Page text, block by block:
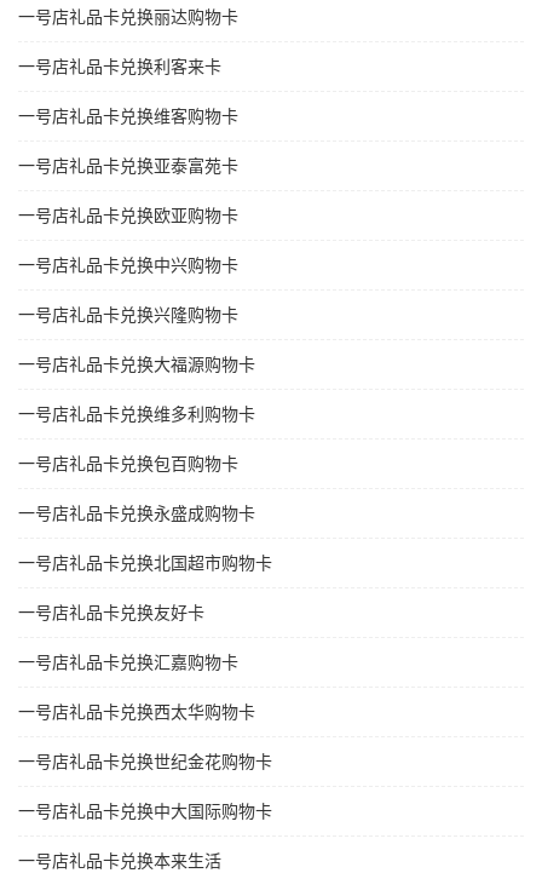
一号店礼品卡兑换丽达购物卡
一号店礼品卡兑换利客来卡
一号店礼品卡兑换维客购物卡
一号店礼品卡兑换亚泰富苑卡
一号店礼品卡兑换欧亚购物卡
一号店礼品卡兑换中兴购物卡
一号店礼品卡兑换兴隆购物卡
一号店礼品卡兑换大福源购物卡
一号店礼品卡兑换维多利购物卡
一号店礼品卡兑换包百购物卡
一号店礼品卡兑换永盛成购物卡
一号店礼品卡兑换北国超市购物卡
一号店礼品卡兑换友好卡
一号店礼品卡兑换汇嘉购物卡
一号店礼品卡兑换西太华购物卡
一号店礼品卡兑换世纪金花购物卡
一号店礼品卡兑换中大国际购物卡
一号店礼品卡兑换本来生活